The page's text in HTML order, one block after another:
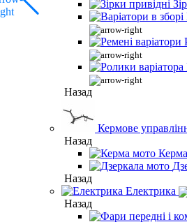
Назад
Кермове
Назад
Назад
Електрика
Назад